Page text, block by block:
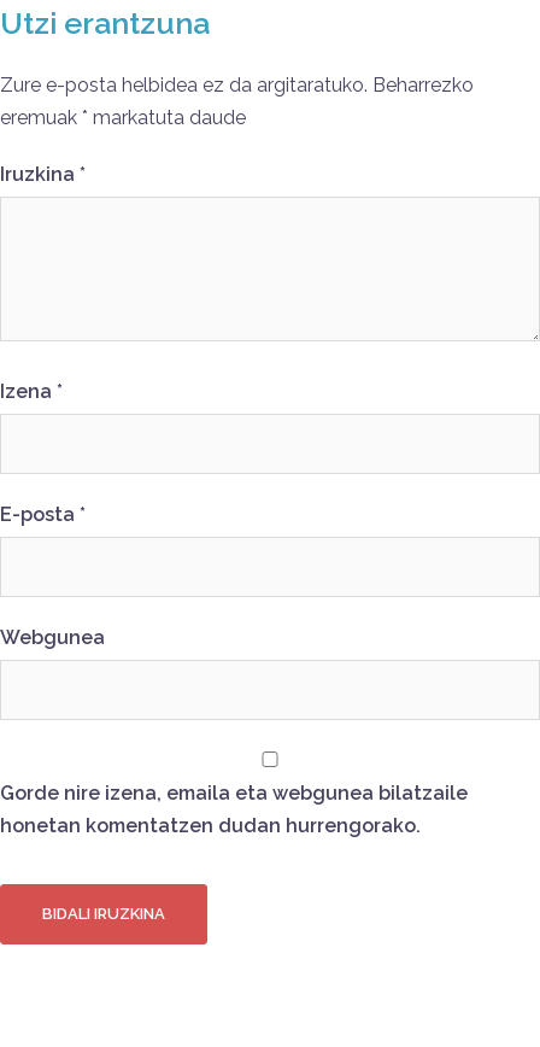
Utzi erantzuna
Zure e-posta helbidea ez da argitaratuko. Beharrezko
eremuak * markatuta daude
Iruzkina *
Izena *
E-posta *
Webgunea
Gorde nire izena, emaila eta webgunea bilatzaile
honetan komentatzen dudan hurrengorako.